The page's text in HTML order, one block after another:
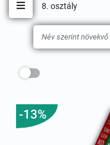
Toggle navigation
8. osztály
-13%